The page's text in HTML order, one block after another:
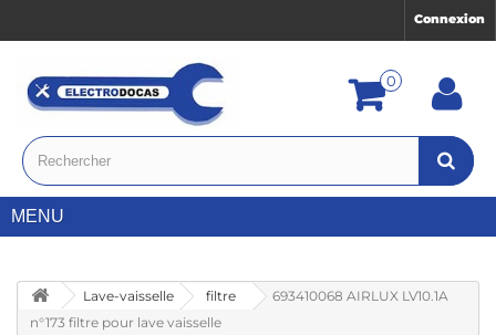
Connexion
0
MENU
Lave-vaisselle filtre
693410068 AIRLUX LV10.1A
n°173 filtre pour lave vaisselle